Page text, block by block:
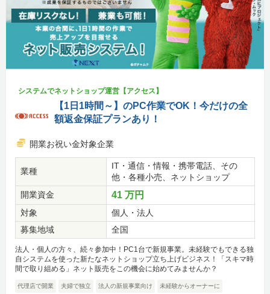
システムでネットショップ運営【アクセス】
【1日1時間～】のPC作業でOK！今だけの全
額返金保証プランあり！
開業お祝い金対象企業
業種
IT・通信・情報・携帯電話、その
他・各種小売、ネットショップ
開業資金
41 万円
対象
個人・法人
募集地域
全国
法人・個人の方々、続々参加中！PC1台で新規事業。未経験でもできる独
自システムを使った新たなネットショップ立ち上げビジネス！「スキマ時
間で取り組める」ネット販売をこの機会に始めてみませんか？
代理店で開業 夫婦で独立 法人の新規事業向け 未経験からオーナーに